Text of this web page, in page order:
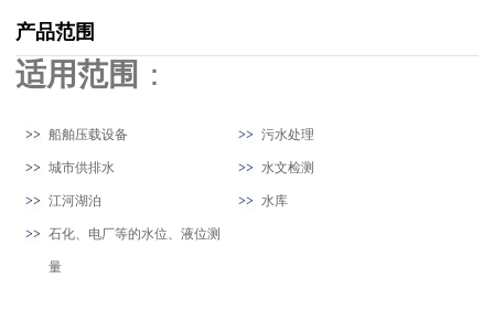
产品范围
适用范围 ：
船舶压载设备 污水处理
城市供排水 水文检测
江河湖泊 水库
石化、电厂等的水位、液位测
量